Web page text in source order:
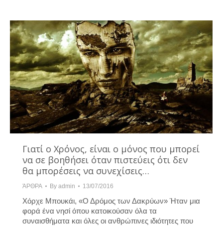
Γιατί ο Χρόνος, είναι ο μόνος που μπορεί
να σε βοηθήσει όταν πιστεύεις ότι δεν
θα μπορέσεις να συνεχίσεις…
ΆΡΘΡΑ By admin 13/07/2016
Χόρχε Μπουκάι, «Ο Δρόμος των Δακρύων» Ήταν μια
φορά ένα νησί όπου κατοικούσαν όλα τα
συναισθήματα και όλες οι ανθρώπινες ιδιότητες που